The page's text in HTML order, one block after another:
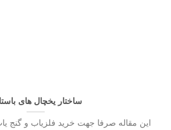
ساختار یخچال های
این مقاله صرفا جهت خرید فلزیاب و گنج